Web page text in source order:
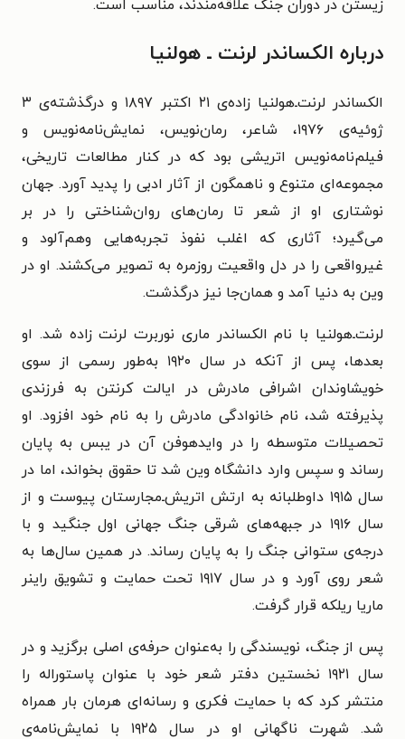
زیستن در دوران جنگ علاقه‌مندند، مناسب است.
درباره الکساندر لرنت ـ هولنیا
الکساندر لرنت‌ـ‌هولنیا زاده‌ی ۲۱ اکتبر ۱۸۹۷ و درگذشته‌ی ۳
ژوئیه‌ی ۱۹۷۶، شاعر، رمان‌نویس، نمایش‌نامه‌نویس و
فیلم‌نامه‌نویس اتریشی بود که در کنار مطالعات تاریخی،
مجموعه‌ای متنوع و ناهمگون از آثار ادبی را پدید آورد. جهان
نوشتاری او از شعر تا رمان‌های روان‌شناختی را در بر
می‌گیرد؛ آثاری که اغلب نفوذ تجربه‌هایی وهم‌آلود و
غیرواقعی را در دل واقعیت روزمره به تصویر می‌کشند. او در
وین به دنیا آمد و همان‌جا نیز درگذشت.
لرنت‌ـ‌هولنیا با نام الکساندر ماری نوربرت لرنت زاده شد. او
بعدها، پس از آنکه در سال ۱۹۲۰ به‌طور رسمی از سوی
خویشاوندان اشرافی مادرش در ایالت کرنتن به فرزندی
پذیرفته شد، نام خانوادگی مادرش را به نام خود افزود. او
تحصیلات متوسطه را در وایدهوفن آن در یبس به پایان
رساند و سپس وارد دانشگاه وین شد تا حقوق بخواند، اما در
سال ۱۹۱۵ داوطلبانه به ارتش اتریش‌ـ‌مجارستان پیوست و از
سال ۱۹۱۶ در جبهه‌های شرقی جنگ جهانی اول جنگید و با
درجه‌ی ستوانی جنگ را به پایان رساند. در همین سال‌ها به
شعر روی آورد و در سال ۱۹۱۷ تحت حمایت و تشویق راینر
ماریا ریلکه قرار گرفت.
پس از جنگ، نویسندگی را به‌عنوان حرفه‌ی اصلی برگزید و در
سال ۱۹۲۱ نخستین دفتر شعر خود با عنوان پاستوراله را
منتشر کرد که با حمایت فکری و رسانه‌ای هرمان بار همراه
شد. شهرت ناگهانی او در سال ۱۹۲۵ با نمایش‌نامه‌ی